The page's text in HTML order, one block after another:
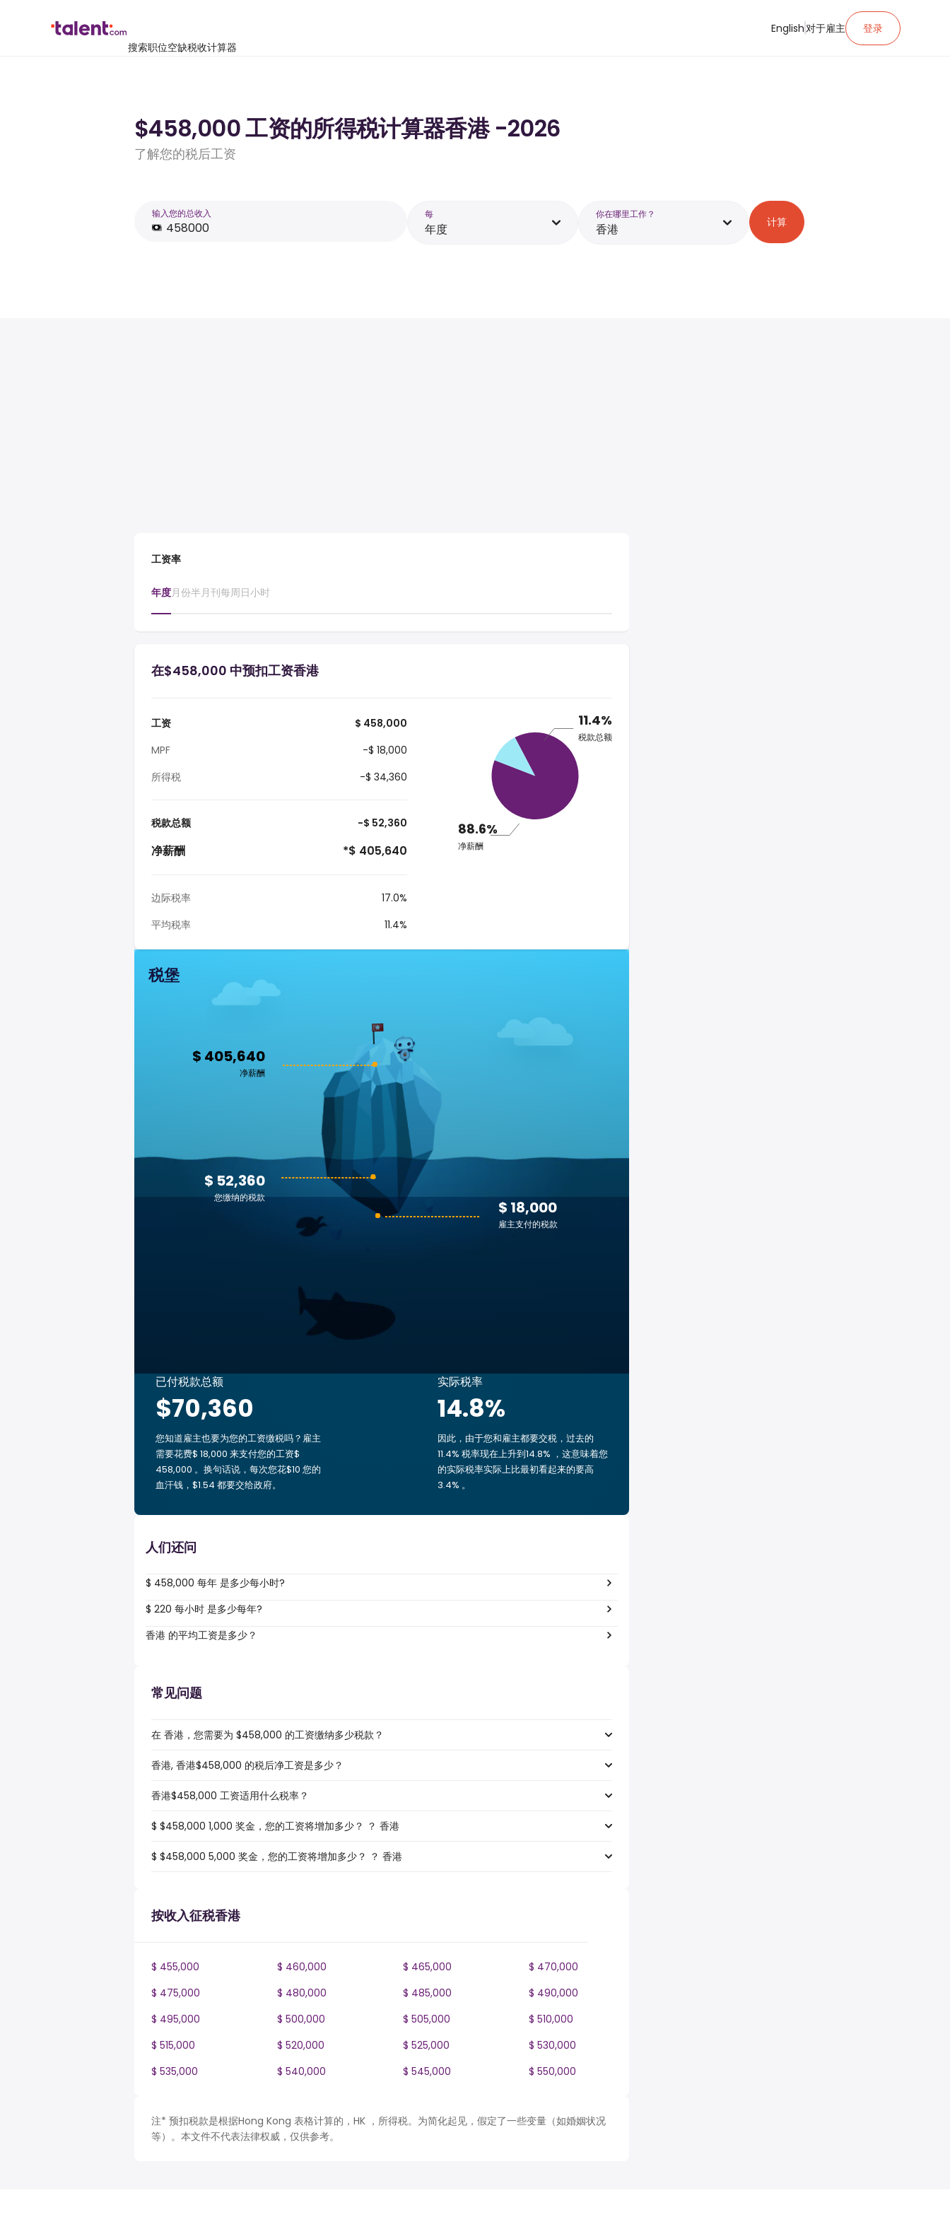
搜索职位空缺税收计算器
English对于雇主 登录
$458,000 工资的所得税计算器香港 -2026
了解您的税后工资
输入您的总收入 每
年度
你在哪里工作？
香港 计算
工资率
年度月份半月刊每周日小时
在$458,000 中预扣工资香港
工资
$ 458,000
MPF
-$ 18,000
所得税
-$ 34,360
税款总额 -$ 52,360
净薪酬 *$ 405,640
边际税率
17.0%
平均税率
11.4%
11.4%
税款总额
88.6%
净薪酬
税堡
$ 405,640
净薪酬
$ 18,000
雇主支付的税款
$ 52,360
您缴纳的税款
已付税款总额
$70,360
您知道雇主也要为您的工资缴税吗？雇主
需要花费$ 18,000 来支付您的工资$
458,000 。换句话说，每次您花$10 您的
血汗钱，$1.54 都要交给政府。
实际税率
14.8%
因此，由于您和雇主都要交税，过去的
11.4% 税率现在上升到14.8% ，这意味着您
的实际税率实际上比最初看起来的要高
3.4% 。
人们还问
$ 458,000 每年 是多少每小时?
$ 220 每小时 是多少每年?
香港 的平均工资是多少？
常见问题
在 香港，您需要为 $458,000 的工资缴纳多少税款？
香港, 香港$458,000 的税后净工资是多少？
香港$458,000 工资适用什么税率？
$ $458,000 1,000 奖金，您的工资将增加多少？ ？ 香港
$ $458,000 5,000 奖金，您的工资将增加多少？ ？ 香港
按收入征税香港
$ 455,000 $ 460,000 $ 465,000
$ 470,000
$ 475,000
$ 480,000 $ 485,000
$ 490,000
$ 495,000
$ 500,000 $ 505,000
$ 510,000
$ 515,000
$ 520,000 $ 525,000
$ 530,000
$ 535,000
$ 540,000 $ 545,000 $ 550,000
注* 预扣税款是根据Hong Kong 表格计算的，HK ，所得税。为简化起见，假定了一些变量（如婚姻状况
等）。本文件不代表法律权威，仅供参考。